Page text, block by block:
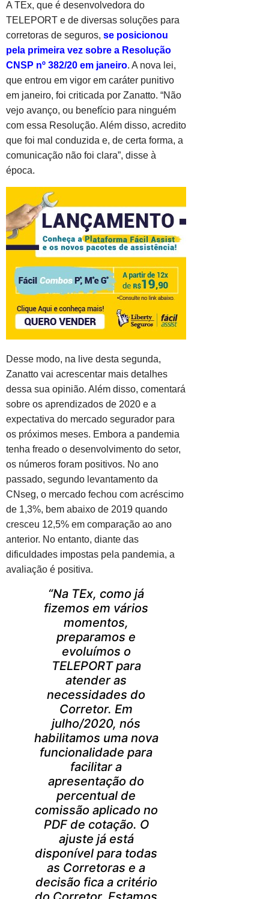
A TEx, que é desenvolvedora do
TELEPORT e de diversas soluções para
corretoras de seguros, se posicionou
pela primeira vez sobre a Resolução
CNSP nº 382/20 em janeiro. A nova lei,
que entrou em vigor em caráter punitivo
em janeiro, foi criticada por Zanatto. “Não
vejo avanço, ou benefício para ninguém
com essa Resolução. Além disso, acredito
que foi mal conduzida e, de certa forma, a
comunicação não foi clara”, disse à
época.
Desse modo, na live desta segunda,
Zanatto vai acrescentar mais detalhes
dessa sua opinião. Além disso, comentará
sobre os aprendizados de 2020 e a
expectativa do mercado segurador para
os próximos meses. Embora a pandemia
tenha freado o desenvolvimento do setor,
os números foram positivos. No ano
passado, segundo levantamento da
CNseg, o mercado fechou com acréscimo
de 1,3%, bem abaixo de 2019 quando
cresceu 12,5% em comparação ao ano
anterior. No entanto, diante das
dificuldades impostas pela pandemia, a
avaliação é positiva.
“Na TEx, como já
fizemos em vários
momentos,
preparamos e
evoluímos o
TELEPORT para
atender as
necessidades do
Corretor. Em
julho/2020, nós
habilitamos uma nova
funcionalidade para
facilitar a
apresentação do
percentual de
comissão aplicado no
PDF de cotação. O
ajuste já está
disponível para todas
as Corretoras e a
decisão fica a critério